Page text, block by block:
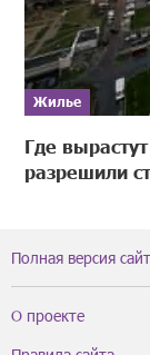
Жилье
Где
разрешили
Полная версия
О проекте